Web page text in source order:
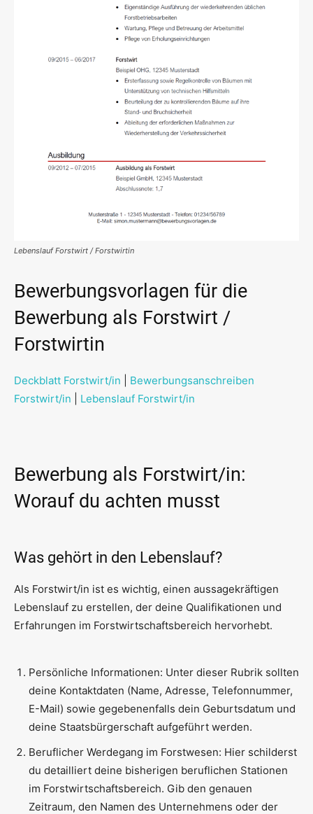
Lebenslauf Forstwirt / Forstwirtin
Bewerbungsvorlagen für die
Bewerbung als Forstwirt /
Forstwirtin
Deckblatt Forstwirt/in
Bewerbungsanschreiben
Forstwirt/in
Lebenslauf Forstwirt/in
Bewerbung als Forstwirt/in:
Worauf du achten musst
Was gehört in den Lebenslauf?
Als Forstwirt/in ist es wichtig, einen aussagekräftigen
Lebenslauf zu erstellen, der deine Qualifikationen und
Erfahrungen im Forstwirtschaftsbereich hervorhebt.
Persönliche Informationen: Unter dieser Rubrik sollten
deine Kontaktdaten (Name, Adresse, Telefonnummer,
E-Mail) sowie gegebenenfalls dein Geburtsdatum und
deine Staatsbürgerschaft aufgeführt werden.
Beruflicher Werdegang im Forstwesen: Hier schilderst
du detailliert deine bisherigen beruflichen Stationen
im Forstwirtschaftsbereich. Gib den genauen
Zeitraum, den Namen des Unternehmens oder der